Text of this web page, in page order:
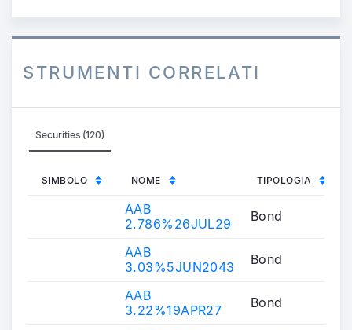
STRUMENTI CORRELATI
Securities (120)
SIMBOLO NOME TIPOLOGIA
AAB
2.786%26JUL29
Bond
AAB
3.03%5JUN2043
Bond
AAB
3.22%19APR27
Bond